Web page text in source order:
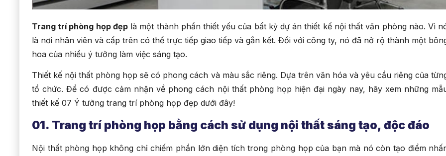
Trang trí phòng họp đẹplà một thành phần thiết yếu của bất kỳ dự án thiết kế nội thất văn phòng nào. Vì
là nơi nhân viên và cấp trên có thể trực tiếp giao tiếp và gắn kết. Đối với công ty, nó đã nở rộ thành một
hoa của nhiều ý tưởng làm việc sáng tạo.
Thiết kế nội thất phòng họp sẽ có phong cách và màu sắc riêng. Dựa trên văn hóa và yêu cầu riêng của
tổ chức. Để có được cảm nhận về phong cách nội thất phòng họp hiện đại ngày nay, hãy xem những
thiết kế 07 Ý tưởng trang trí phòng họp đẹp dưới đây!
01. Trang trí phòng họp bằng cách sử dụng nội thất sáng tạo, độc đáo
Nội thất phòng họp không chỉ chiếm phần lớn diện tích trong phòng họp của bạn mà nó còn tạo điểm